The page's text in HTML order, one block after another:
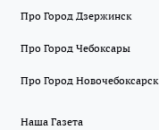
Про Город Дзержинск
Про Город Чебоксары
Про Город Новочебоксарск
Наша Газета